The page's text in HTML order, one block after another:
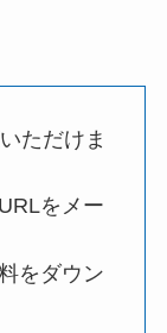
ただけま
をメー
をダウン